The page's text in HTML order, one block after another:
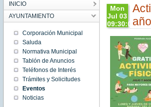
INICIO
AYUNTAMIENTO
Corporación Municipal
Saluda
Normativa Municipal
Tablón de Anuncios
Teléfonos de Interés
Trámites y Solicitudes
Eventos
Noticias
Mon
Jul 03
09:30:00
2023
Mon Jul
03
09:30:00
CEST
2023
Mon Jul
03
09:30:00
CEST
2023